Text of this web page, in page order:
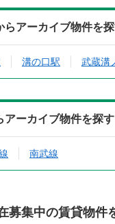
アーカイブ物件を
溝の口駅 武蔵溝
ーカイブ物件を探す
南武線
募集中の賃貸物件